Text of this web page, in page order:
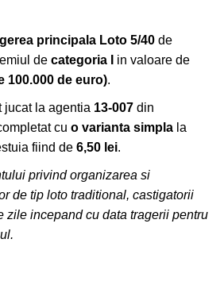
principala Loto 5/40 de
de categoria I
in valoare de
100.000 de euro).
jucat la agentia 13-007 din
cu o varianta simpla la
fiind de 6,50 lei.
privind organizarea si
de tip loto traditional, castigatorii
zile incepand cu data tragerii pentru